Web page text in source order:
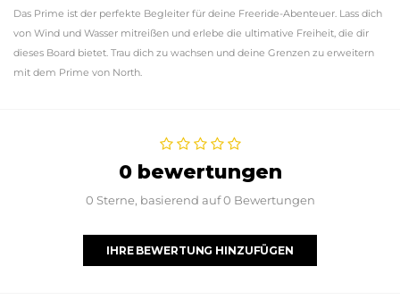
Das Prime ist der perfekte Begleiter für deine Freeride-Abenteuer. Lass dich
von Wind und Wasser mitreißen und erlebe die ultimative Freiheit, die dir
dieses Board bietet. Trau dich zu wachsen und deine Grenzen zu erweitern
mit dem Prime von North.
0 bewertungen
0 Sterne, basierend auf 0 Bewertungen
IHRE BEWERTUNG HINZUFÜGEN